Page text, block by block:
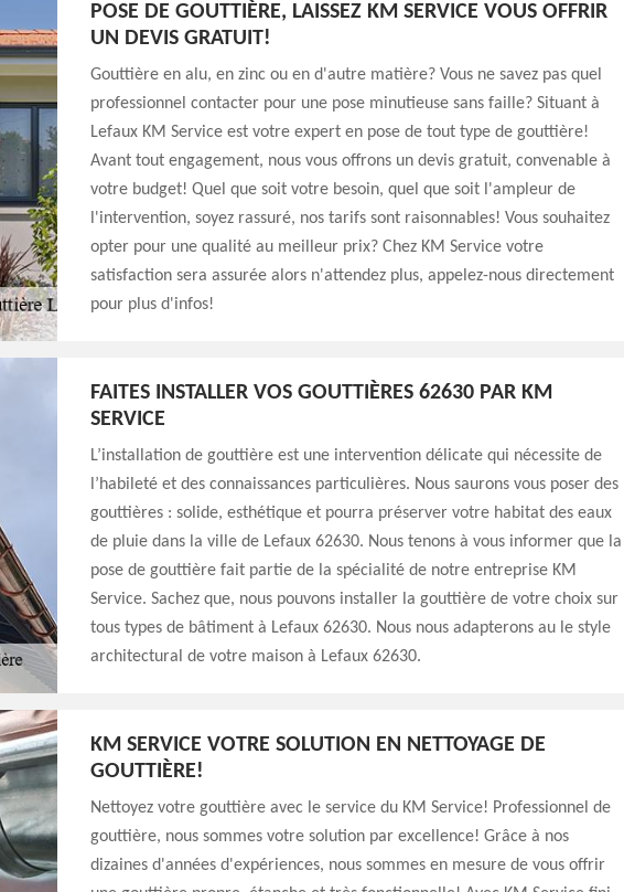
POSE DE GOUTTIÈRE, LAISSEZ KM SERVICE VOUS OFFRIR
UN DEVIS GRATUIT!
Gouttière en alu, en zinc ou en d'autre matière? Vous ne savez pas quel
professionnel contacter pour une pose minutieuse sans faille? Situant à
Lefaux KM Service est votre expert en pose de tout type de gouttière!
Avant tout engagement, nous vous offrons un devis gratuit, convenable à
votre budget! Quel que soit votre besoin, quel que soit l'ampleur de
l'intervention, soyez rassuré, nos tarifs sont raisonnables! Vous souhaitez
opter pour une qualité au meilleur prix? Chez KM Service votre
satisfaction sera assurée alors n'attendez plus, appelez-nous directement
pour plus d'infos!
FAITES INSTALLER VOS GOUTTIÈRES 62630 PAR KM
SERVICE
L’installation de gouttière est une intervention délicate qui nécessite de
l’habileté et des connaissances particulières. Nous saurons vous poser des
gouttières : solide, esthétique et pourra préserver votre habitat des eaux
de pluie dans la ville de Lefaux 62630. Nous tenons à vous informer que la
pose de gouttière fait partie de la spécialité de notre entreprise KM
Service. Sachez que, nous pouvons installer la gouttière de votre choix sur
tous types de bâtiment à Lefaux 62630. Nous nous adapterons au le style
architectural de votre maison à Lefaux 62630.
KM SERVICE VOTRE SOLUTION EN NETTOYAGE DE
GOUTTIÈRE!
Nettoyez votre gouttière avec le service du KM Service! Professionnel de
gouttière, nous sommes votre solution par excellence! Grâce à nos
dizaines d'années d'expériences, nous sommes en mesure de vous offrir